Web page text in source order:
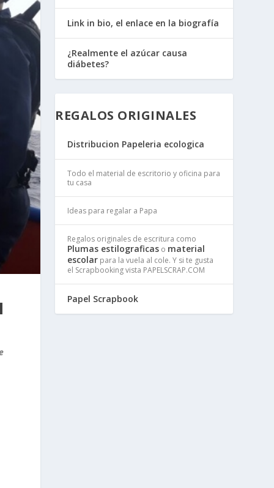
Link in bio, el enlace en la biografía
¿Realmente el azúcar causa
diábetes?
REGALOS ORIGINALES
Distribucion Papeleria ecologica
Todo el material de escritorio y oficina para
tu casa
Ideas para regalar a Papa
Regalos originales de escritura como
Plumas estilograficas o material
escolar para la vuela al cole. Y si te gusta
el Scrapbooking vista PAPELSCRAP.COM
Papel Scrapbook